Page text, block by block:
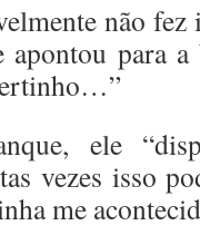
não
para
ele
vezes isso
me